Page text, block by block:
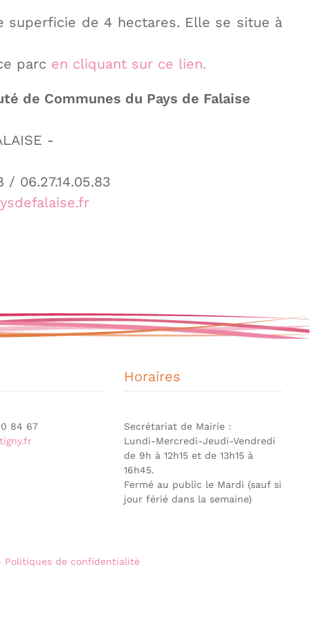
superficie de 4 hectares. Elle se situe à
parc en cliquant sur ce lien.
de Communes du Pays de Falaise
-
84 67
Horaires
Secrétariat de Mairie :
Lundi-Mercredi-Jeudi-Vendredi
de 9h à 12h15 et de 13h15 à
16h45.
Fermé au public le Mardi (sauf si
jour férié dans la semaine)
Politiques de confidentialité